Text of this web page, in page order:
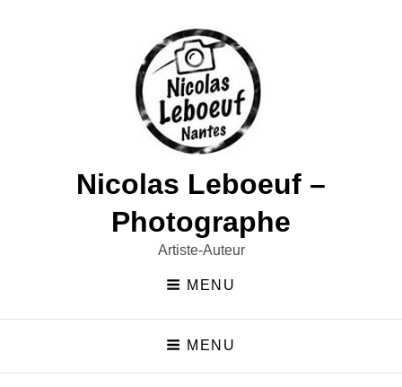
Nicolas Leboeuf –
Photographe
Artiste-Auteur
MENU
MENU